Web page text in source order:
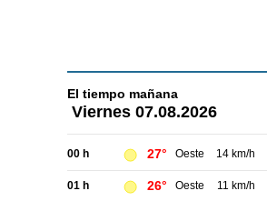
El tiempo mañana
Viernes 07.08.2026
00 h 27° Oeste 14 km/h
01 h 26° Oeste 11 km/h